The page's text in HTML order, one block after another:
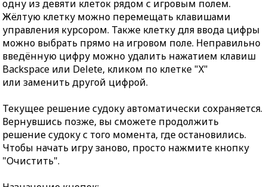
одну из девяти клеток рядом с игровым полем.
Жёлтую клетку можно перемещать клавишами
управления курсором. Также клетку для ввода цифры
можно выбрать прямо на игровом поле. Неправильно
введённую цифру можно удалить нажатием клавиш
Backspace или Delete, кликом по клетке "X"
или заменить другой цифрой.
Текущее решение судоку автоматически сохраняется.
Вернувшись позже, вы сможете продолжить
решение судоку с того момента, где остановились.
Чтобы начать игру заново, просто нажмите кнопку
"Очистить".